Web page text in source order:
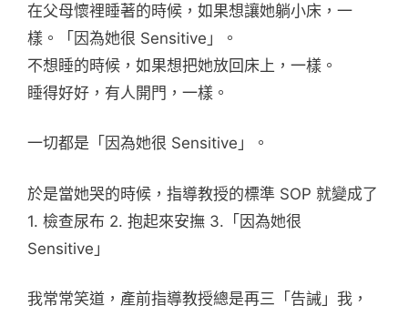
在父母懷裡睡著的時候，如果想讓她躺小床，一
樣。「因為她很 Sensitive」。
不想睡的時候，如果想把她放回床上，一樣。
睡得好好，有人開門，一樣。
一切都是「因為她很 Sensitive」。
於是當她哭的時候，指導教授的標準 SOP 就變成了
1. 檢查尿布 2. 抱起來安撫 3.「因為她很
Sensitive」
我常常笑道，產前指導教授總是再三「告誡」我，